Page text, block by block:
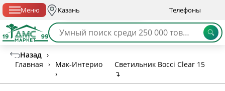
Меню Казань Телефоны
Назад ›
Главная
›
Мак-Интерио
›
Светильник Bocci Clear 15
↴